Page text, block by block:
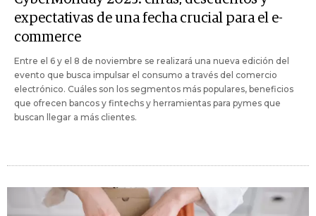
expectativas de una fecha crucial para el e-
commerce
Entre el 6 y el 8 de noviembre se realizará una nueva edición del
evento que busca impulsar el consumo a través del comercio
electrónico. Cuáles son los segmentos más populares, beneficios
que ofrecen bancos y fintechs y herramientas para pymes que
buscan llegar a más clientes.